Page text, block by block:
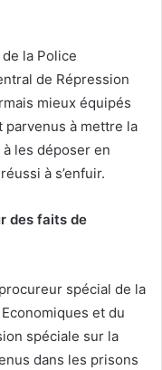
la Police
de Répression
mieux équipés
à mettre la
les déposer en
à s’enfuir.
des faits de
spécial de la
et du
spéciale sur la
dans les prisons